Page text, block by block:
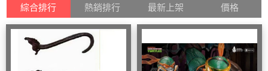
綜合排行 熱銷排行 最新上架 價格